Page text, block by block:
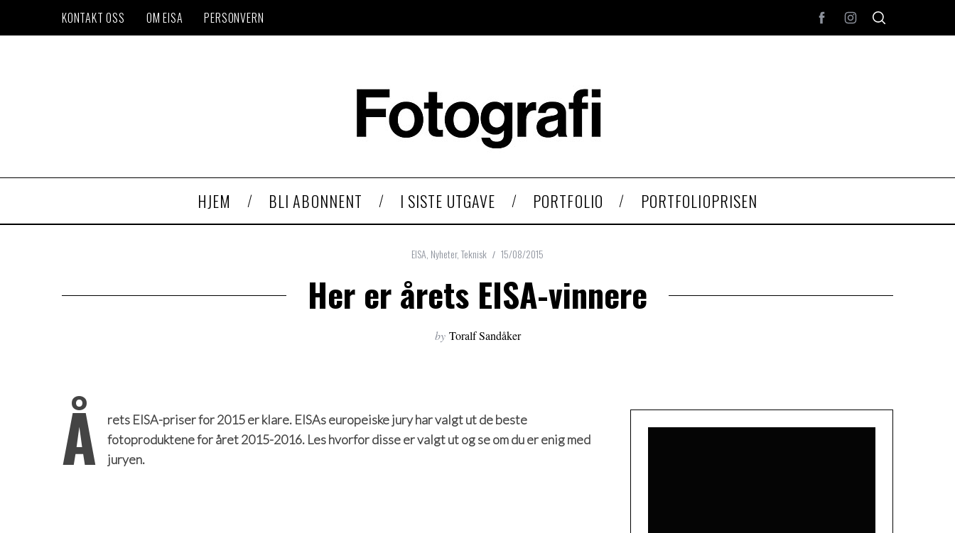
KONTAKT OSS OM EISA PERSONVERN
HJEM BLI ABONNENT I SISTE UTGAVE PORTFOLIO PORTFOLIOPRISEN
EISA Nyheter, Teknisk 15/08/2015
Her er årets EISA-vinnere
by Toralf Sandåker
Å
rets EISA-priser for 2015 er klare. EISAs europeiske jury har valgt ut de beste
fotoproduktene for året 2015-2016. Les hvorfor disse er valgt ut og se om du er enig med
juryen.